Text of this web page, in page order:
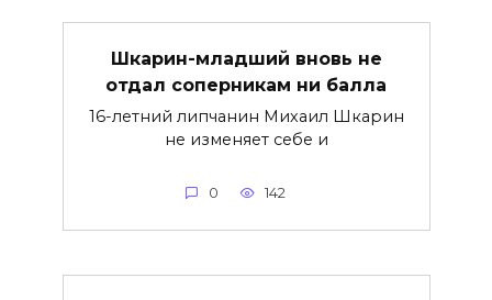
Шкарин-младший вновь не
отдал соперникам ни балла
16-летний липчанин Михаил Шкарин
не изменяет себе и
0 142